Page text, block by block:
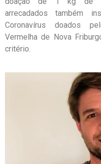
arrecadados também
Coronavírus doados
Vermelha de Nova
critério.